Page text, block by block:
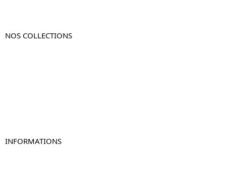
NOS COLLECTIONS
INFORMATIONS